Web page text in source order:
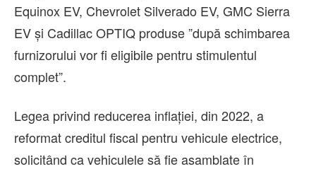
Equinox EV, Chevrolet Silverado EV, GMC Sierra
EV şi Cadillac OPTIQ produse ”după schimbarea
furnizorului vor fi eligibile pentru stimulentul
complet”.
Legea privind reducerea inflaţiei, din 2022, a
reformat creditul fiscal pentru vehicule electrice,
solicitând ca vehiculele să fie asamblate în